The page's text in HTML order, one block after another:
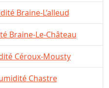
Braine-L’alleud
Braine-Le-Château
Céroux-Mousty
Chastre